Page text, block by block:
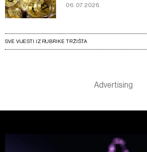
06.07.2026
SVE VIJESTI IZ RUBRIKE TRŽIŠTA